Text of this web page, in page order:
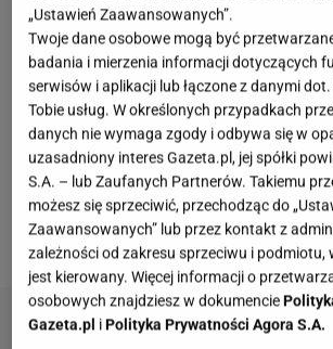
wrzeszczała na jednego z
to, że tego typu wydarzenia
większy rozgłos. Jej konto na
obserwuje już prawie 200 tysięcy
nie ukrywa zamiłowania do
estetycznej i często się im poddaje.
przedłuża teżwłosy. Właśnie
doczepów.
„Ustawień Zaawansowanych”.
Twoje dane osobowe mogą być
badania i mierzenia informacji dotyczących
serwisów i aplikacji lub łączone z danymi
Tobie usług. W określonych przypadkach
danych nie wymaga zgody i odbywa się w
uzasadniony interes Gazeta.pl, jej spółki
S.A. – lub Zaufanych Partnerów. Takiemu
możesz się sprzeciwić, przechodząc do
Zaawansowanych” lub przez kontakt z
zależności od zakresu sprzeciwu i podmiotu,
jest kierowany. Więcej informacji o
osobowych znajdziesz w dokumencie
Gazeta.pl iPolityka Prywatności Agora S.A.